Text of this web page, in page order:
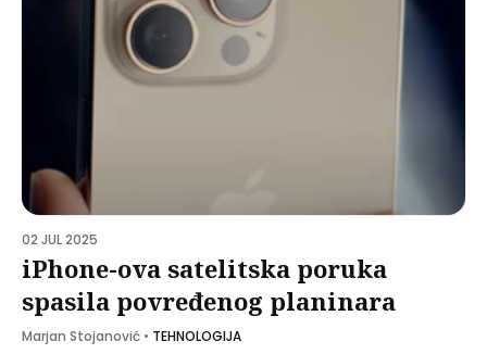
02 JUL 2025
iPhone-ova satelitska poruka
spasila povređenog planinara
Marjan Stojanović • TEHNOLOGIJA